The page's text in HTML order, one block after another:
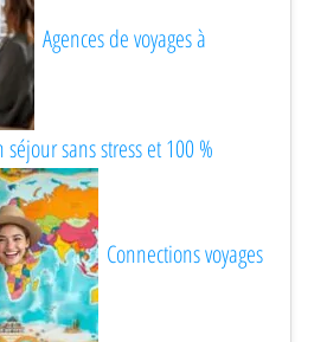
Agences de voyages à
sans stress et 100 %
Connections voyages